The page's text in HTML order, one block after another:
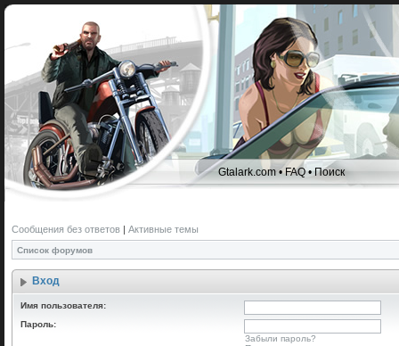
Gtalark.com •FAQ•Поиск
Сообщения без ответов | Активные темы
Список форумов
Вход
Имя пользователя:
Пароль:
Забыли пароль?